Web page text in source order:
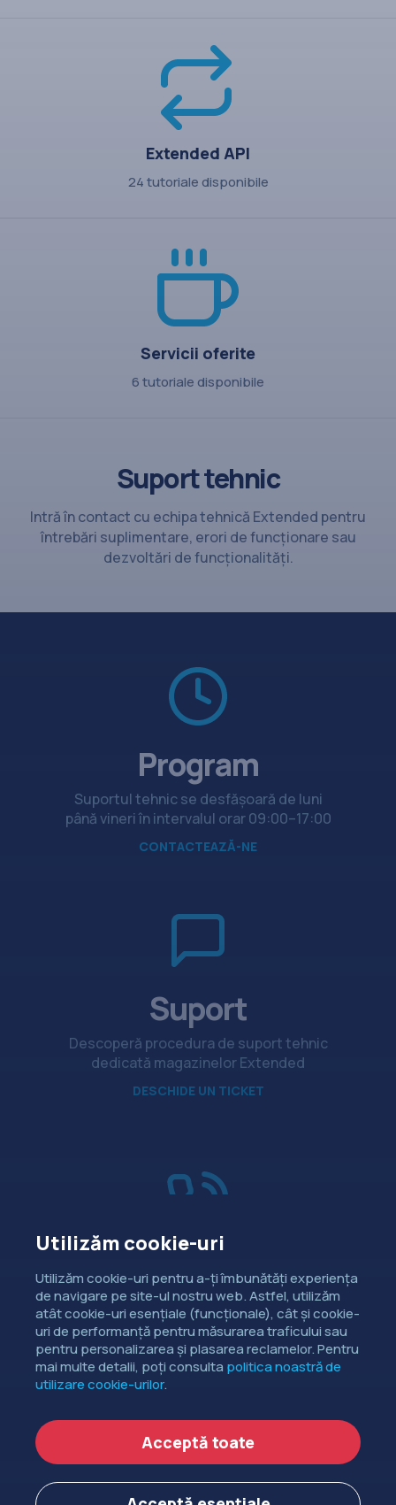
Extended API
24 tutoriale disponibile
Servicii oferite
6 tutoriale disponibile
Suport tehnic
Intră în contact cu echipa tehnică Extended pentru
întrebări suplimentare, erori de funcționare sau
dezvoltări de funcționalități.
Program
Suportul tehnic se desfășoară de luni
până vineri în intervalul orar 09:00–17:00
CONTACTEAZĂ-NE
Suport
Descoperă procedura de suport tehnic
dedicată magazinelor Extended
DESCHIDE UN TICKET
Vânzări
Dorești să intri în contact cu
departamentul de relații comerciale?
CONTACTEAZĂ-NE
Copyright ©EXTENDED DEV SRL2006-2026.
Politica de cookie-uri
Politica de confidențialitate
Utilizăm cookie-uri
Utilizăm cookie-uri pentru a-ți îmbunătăți experiența
de navigare pe site-ul nostru web. Astfel, utilizăm
atât cookie-uri esențiale (funcționale), cât și cookie-
uri de performanță pentru măsurarea traficului sau
pentru personalizarea și plasarea reclamelor. Pentru
mai multe detalii, poți consulta politica noastră de
utilizare cookie-urilor.
Acceptă toate